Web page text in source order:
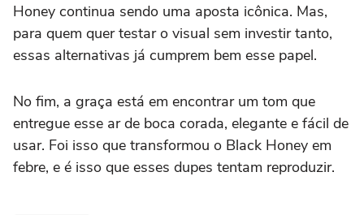
Honey continua sendo uma aposta icônica. Mas,
para quem quer testar o visual sem investir tanto,
essas alternativas já cumprem bem esse papel.
No fim, a graça está em encontrar um tom que
entregue esse ar de boca corada, elegante e fácil de
usar. Foi isso que transformou o Black Honey em
febre, e é isso que esses dupes tentam reproduzir.